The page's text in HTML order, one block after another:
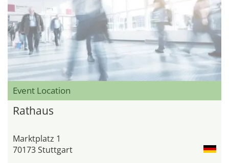
Event Location
Rathaus
Marktplatz 1
70173 Stuttgart